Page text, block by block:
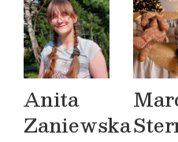
Anita
Zaniewska